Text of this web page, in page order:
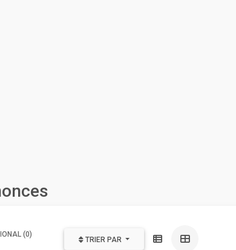
(0)
TRIER PAR